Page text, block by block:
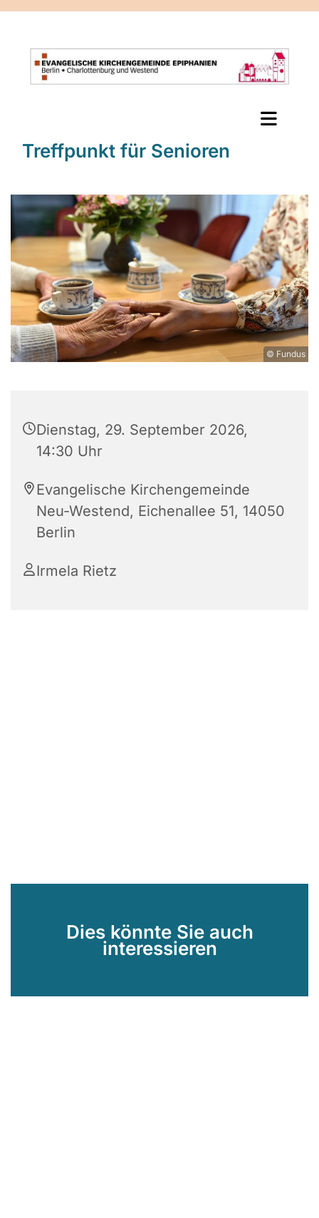
Treffpunkt für Senioren
© Fundus
Dienstag, 29. September 2026,
14:30 Uhr
Evangelische Kirchengemeinde
Neu-Westend, Eichenallee 51, 14050
Berlin
Irmela Rietz
Dies könnte Sie auch
interessieren